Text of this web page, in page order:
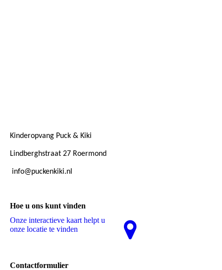
Kinderopvang Puck & Kiki
Lindberghstraat 27 Roermond
info@puckenkiki.nl
Hoe u ons kunt vinden
Onze interactieve kaart helpt u
onze locatie te vinden
Contactformulier